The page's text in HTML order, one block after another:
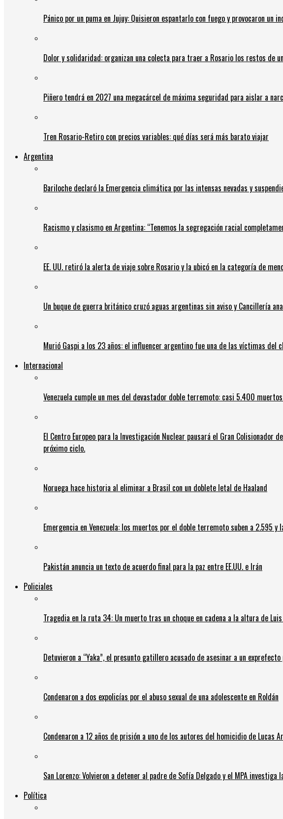
Pánico por un puma en Jujuy: Quisieron espantarlo con fuego y provocaron un
Dolor y solidaridad: organizan una colecta para traer a Rosario los restos de
Piñero tendrá en 2027 una megacárcel de máxima seguridad para aislar a
Tren Rosario-Retiro con precios variables: qué días será más barato viajar
Argentina
Bariloche declaró la Emergencia climática por las intensas nevadas y
Racismo y clasismo en Argentina: “Tenemos la segregación racial
EE. UU. retiró la alerta de viaje sobre Rosario y la ubicó en la categoría de
Un buque de guerra británico cruzó aguas argentinas sin aviso y Cancillería
Murió Gaspi a los 23 años: el influencer argentino fue una de las víctimas del
Internacional
Venezuela cumple un mes del devastador doble terremoto: casi 5.400
El Centro Europeo para la Investigación Nuclear pausará el Gran
próximo ciclo.
Noruega hace historia al eliminar a Brasil con un doblete letal de Haaland
Emergencia en Venezuela: los muertos por el doble terremoto suben a 2.595
Pakistán anuncia un texto de acuerdo final para la paz entre EE.UU. e Irán
Policiales
Tragedia en la ruta 34: Un muerto tras un choque en cadena a la altura de
Detuvieron a “Yaka”, el presunto gatillero acusado de asesinar a un
Condenaron a dos expolicías por el abuso sexual de una adolescente en Roldán
Condenaron a 12 años de prisión a uno de los autores del homicidio de Lucas
San Lorenzo: Volvieron a detener al padre de Sofía Delgado y el MPA
Política